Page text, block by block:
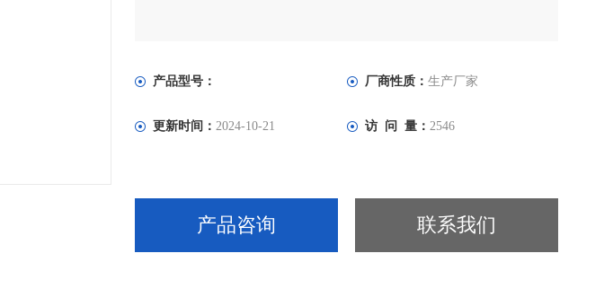
产品型号： 厂商性质： 生产厂家
更新时间：2024-10-21 访 问 量： 2546
产品咨询 联系我们